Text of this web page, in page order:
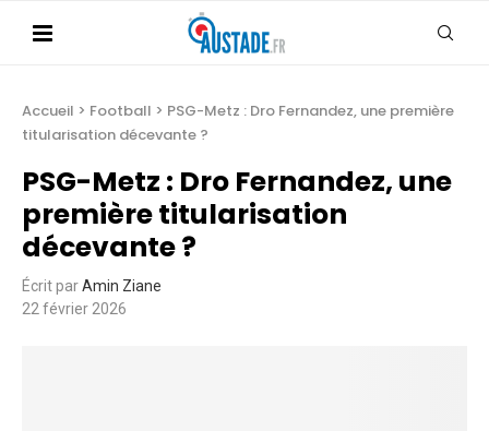
Accueil > Football > PSG-Metz : Dro Fernandez, une première
titularisation décevante ?
PSG-Metz : Dro Fernandez, une
première titularisation
décevante ?
Écrit parAmin Ziane
22 février 2026